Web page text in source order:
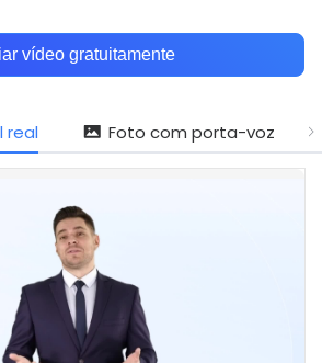
vídeo gratuitamente
real Foto com porta-voz